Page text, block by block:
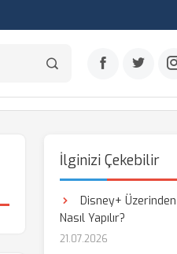
İlginizi Çekebilir
Disney+
Nasıl Yapılır?
21.07.2026